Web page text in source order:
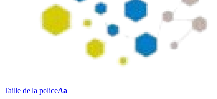
Taille de la policeAa